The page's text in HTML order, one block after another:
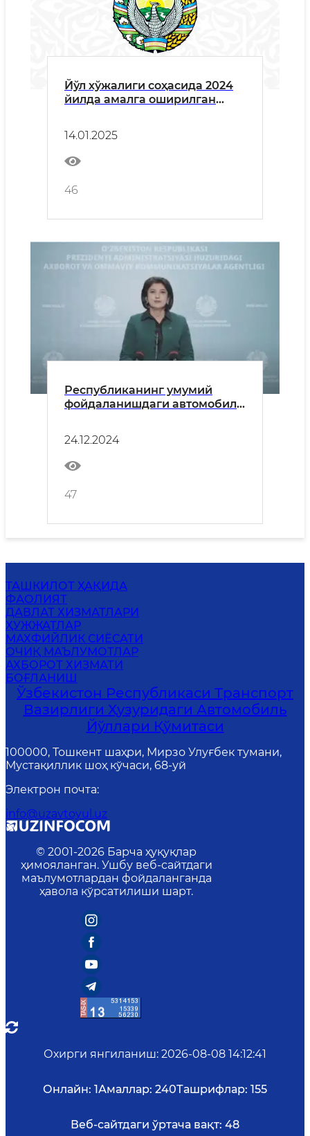
Йўл хўжалиги соҳасида 2024
йилда амалга оширилган
14.01.2025
46
Республиканинг умумий
фойдаланишдаги автомобиль
24.12.2024
47
ТАШКИЛОТ ҲАҚИДА
ФАОЛИЯТ
ДАВЛАТ ХИЗМАТЛАРИ
ҲУЖЖАТЛАР
МАХФИЙЛИК СИЁСАТИ
ОЧИҚ МАЪЛУМОТЛАР
АХБОРОТ ХИЗМАТИ
БОҒЛАНИШ
Ўзбекистон Республикаси Транспорт
Вазирлиги Ҳузуридаги Автомобиль
Йўллари Қўмитаси
100000, Тошкент шаҳри, Мирзо Улуғбек тумани,
Мустақиллик шоҳ кўчаси, 68-уй
Электрон почта:
info@uzavtoyul.uz
© 2001-2026 Барча ҳуқуқлар
ҳимояланган. Ушбу веб-сайтдаги
маълумотлардан фойдаланганда
ҳавола кўрсатилиши шарт.
Охирги янгиланиш: 2026-08-08 14:12:41
Онлайн: 1Амаллар: 240Ташрифлар: 155
Веб-сайтдаги ўртача вақт: 48